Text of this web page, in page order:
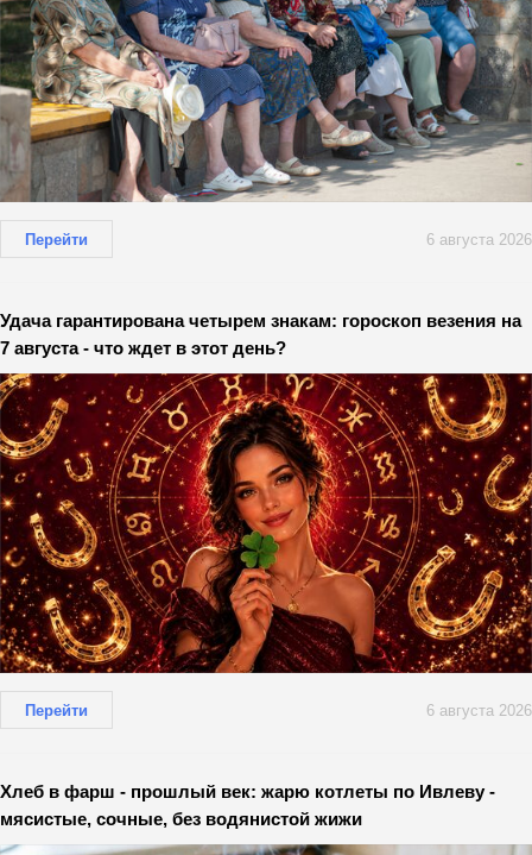
Перейти 6 августа 2026
Удача гарантирована четырем знакам: гороскоп везения на
7 августа - что ждет в этот день?
Перейти 6 августа 2026
Хлеб в фарш - прошлый век: жарю котлеты по Ивлеву -
мясистые, сочные, без водянистой жижи